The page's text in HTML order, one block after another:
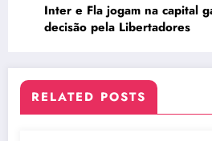
Inter e Fla jogam na capital
decisão pela Libertadores
RELATED POSTS